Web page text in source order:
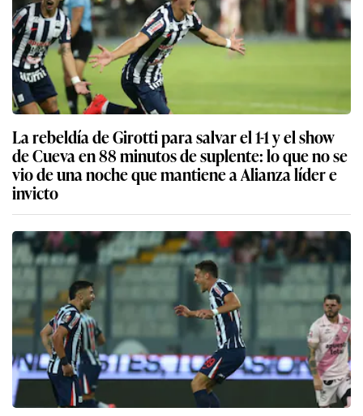
La rebeldía de Girotti para salvar el 1-1 y el show
de Cueva en 88 minutos de suplente: lo que no se
vio de una noche que mantiene a Alianza líder e
invicto